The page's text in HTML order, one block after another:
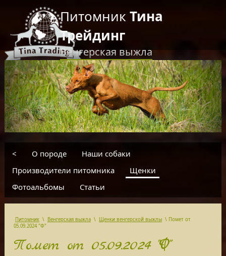
ПитомникТина
Трейдинг
Венгерская выжла
RU EN
введите текст для поиска
< О породе
Наши собаки
Производители питомника
Щенки
Фотоальбомы
Статьи
Питомник \ Венгерская выжла \ Щенки венгерской выжлы \ Помет от
05.09.2024 "Ф"
Помет от 05.09.2024 "Ф"